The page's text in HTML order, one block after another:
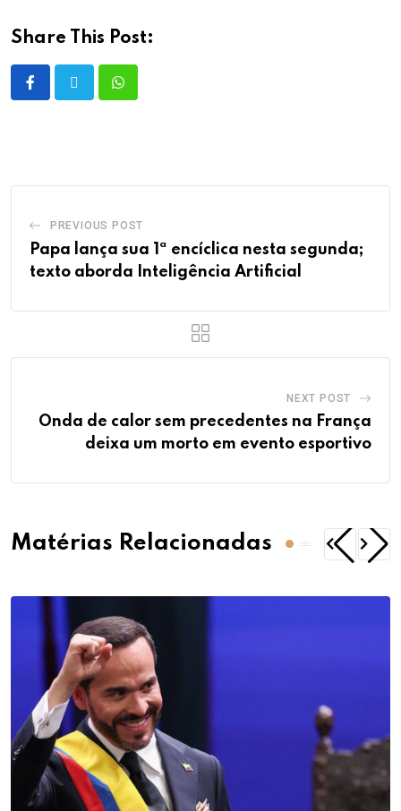
Share This Post:
PREVIOUS POST
Papa lança sua 1ª encíclica nesta segunda;
texto aborda Inteligência Artificial
NEXT POST
Onda de calor sem precedentes na França
deixa um morto em evento esportivo
Matérias Relacionadas